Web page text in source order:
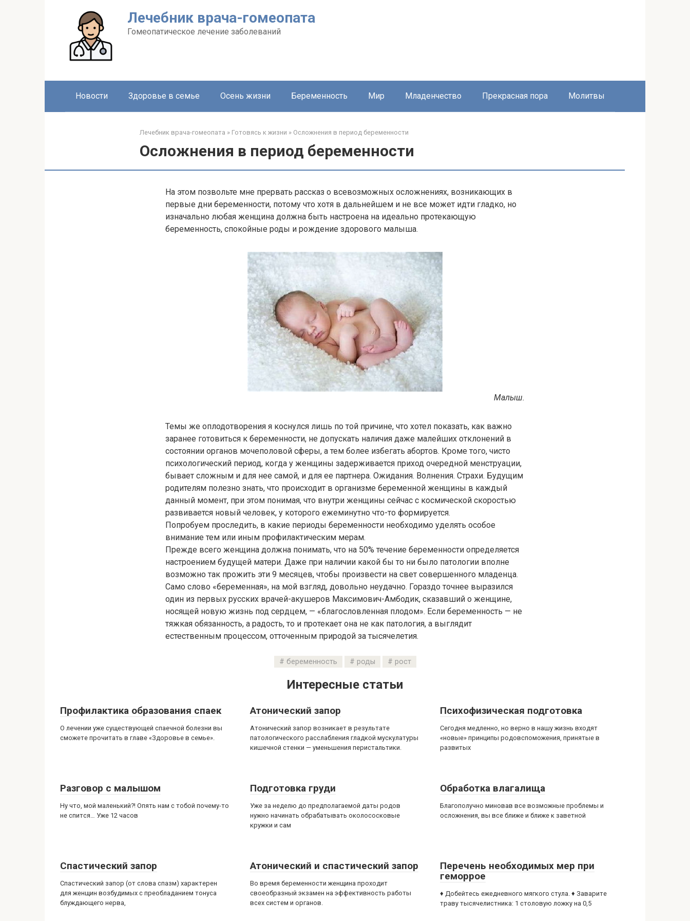
Лечебник врача-гомеопата
Гомеопатическое лечение заболеваний
Новости Здоровье в семье Осень жизни Беременность Мир Младенчество Прекрасная пора Молитвы
Лечебник врача-гомеопата » Готовясь к жизни » Осложнения в период беременности
Осложнения в период беременности
На этом позвольте мне прервать рассказ о всевозможных осложнениях, возникающих в
первые дни беременности, потому что хотя в дальнейшем и не все может идти гладко, но
изначально любая женщина должна быть настроена на идеально протекающую
беременность, спокойные роды и рождение здорового малыша.
Малыш.
Темы же оплодотворения я коснулся лишь по той причине, что хотел показать, как важно
заранее готовиться к беременности, не допускать наличия даже малейших отклонений в
состоянии органов мочеполовой сферы, а тем более избегать абортов. Кроме того, чисто
психологический период, когда у женщины задерживается приход очередной менструации,
бывает сложным и для нее самой, и для ее партнера. Ожидания. Волнения. Страхи. Будущим
родителям полезно знать, что происходит в организме беременной женщины в каждый
данный момент, при этом понимая, что внутри женщины сейчас с космической скоростью
развивается новый человек, у которого ежеминутно что-то формируется.
Попробуем проследить, в какие периоды беременности необходимо уделять особое
внимание тем или иным профилактическим мерам.
Прежде всего женщина должна понимать, что на 50% течение беременности определяется
настроением будущей матери. Даже при наличии какой бы то ни было патологии вполне
возможно так прожить эти 9 месяцев, чтобы произвести на свет совершенного младенца.
Само слово «беременная», на мой взгляд, довольно неудачно. Гораздо точнее выразился
один из первых русских врачей-акушеров Максимович-Амбодик, сказавший о женщине,
носящей новую жизнь под сердцем, — «благословленная плодом». Если беременность — не
тяжкая обязанность, а радость, то и протекает она не как патология, а выглядит
естественным процессом, отточенным природой за тысячелетия.
беременность роды рост
Интересные статьи
Профилактика образования спаек
О лечении уже существующей спаечной болезни вы
сможете прочитать в главе «Здоровье в семье».
Атонический запор
Атонический запор возникает в результате
патологического расслабления гладкой мускулатуры
кишечной стенки — уменьшения перистальтики.
Психофизическая подготовка
Сегодня медленно, но верно в нашу жизнь входят
«новые» принципы родовспоможения, принятые в
развитых
Разговор с малышом
Ну что, мой маленький?! Опять нам с тобой почему-то
не спится… Уже 12 часов
Подготовка груди
Уже за неделю до предполагаемой даты родов
нужно начинать обрабатывать околососковые
кружки и сам
Обработка влагалища
Благополучно миновав все возможные проблемы и
осложнения, вы все ближе и ближе к заветной
Спастический запор
Спастический запор (от слова спазм) характерен
для женщин возбудимых с преобладанием тонуса
блуждающего нерва,
Атонический и спастический запор
Вo время беременности женщина проходит
своеобразный экзамен на эффективность работы
всех систем и органов.
Перечень необходимых мер при
геморрое
♦ Добейтесь ежедневного мягкого стула. ♦ Заварите
траву тысячелистника: 1 столовую ложку на 0,5